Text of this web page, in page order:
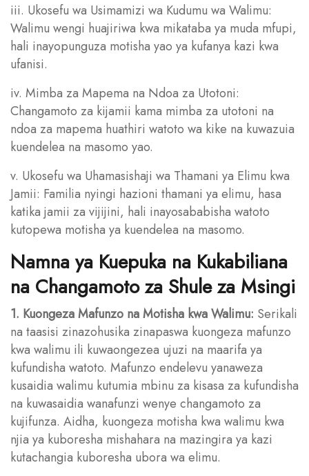
iii. Ukosefu wa Usimamizi wa Kudumu wa Walimu:
Walimu wengi huajiriwa kwa mikataba ya muda mfupi,
hali inayopunguza motisha yao ya kufanya kazi kwa
ufanisi.
iv. Mimba za Mapema na Ndoa za Utotoni:
Changamoto za kijamii kama mimba za utotoni na
ndoa za mapema huathiri watoto wa kike na kuwazuia
kuendelea na masomo yao.
v. Ukosefu wa Uhamasishaji wa Thamani ya Elimu kwa
Jamii: Familia nyingi hazioni thamani ya elimu, hasa
katika jamii za vijijini, hali inayosababisha watoto
kutopewa motisha ya kuendelea na masomo.
Namna ya Kuepuka na Kukabiliana
na Changamoto za Shule za Msingi
1. Kuongeza Mafunzo na Motisha kwa Walimu: Serikali
na taasisi zinazohusika zinapaswa kuongeza mafunzo
kwa walimu ili kuwaongezea ujuzi na maarifa ya
kufundisha watoto. Mafunzo endelevu yanaweza
kusaidia walimu kutumia mbinu za kisasa za kufundisha
na kuwasaidia wanafunzi wenye changamoto za
kujifunza. Aidha, kuongeza motisha kwa walimu kwa
njia ya kuboresha mishahara na mazingira ya kazi
kutachangia kuboresha ubora wa elimu.